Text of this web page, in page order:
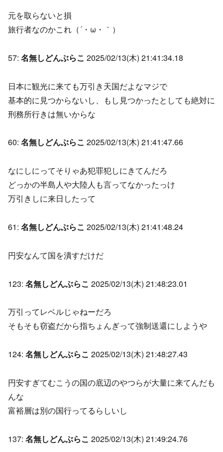
元を取らないと損
旅行者なのかこれ（´・ω・｀）
57: 名無しどんぶらこ 2025/02/13(木) 21:41:34.18
日本に観光に来ても万引き天国だよなマジで
基本的に見つからないし、もし見つかったとしても絶対に
刑務所行きは無いからな
60: 名無しどんぶらこ 2025/02/13(木) 21:41:47.66
なにしにってそりゃあ犯罪犯しにきてんだろ
どっかの半島人や大陸人も言ってなかったっけ
万引きしに来日したって
61: 名無しどんぶらこ 2025/02/13(木) 21:41:48.24
円安なんて国を潰すだけだ
123: 名無しどんぶらこ 2025/02/13(木) 21:48:23.01
万引ってレベルじゃねーだろ
そもそも窃盗だから指ちょんぎって強制送還にしようや
124: 名無しどんぶらこ 2025/02/13(木) 21:48:27.43
円安すぎてむこうの国の底辺のやつらが大量に来てんだも
んな
富裕層は別の国行ってるらしいし
137: 名無しどんぶらこ 2025/02/13(木) 21:49:24.76